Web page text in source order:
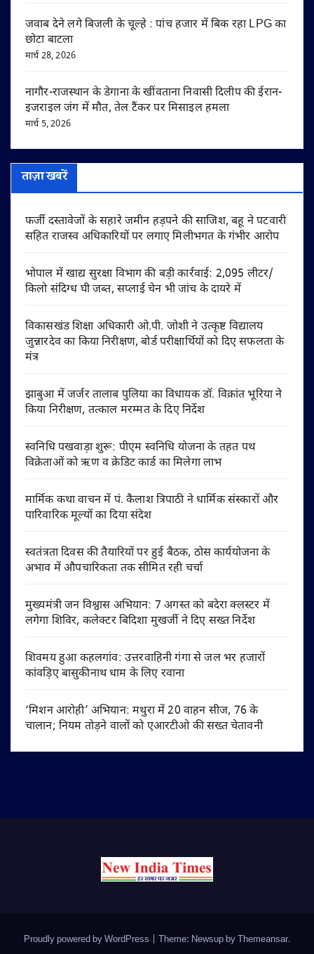
जवाब देने लगे बिजली के चूल्हे : पांच हजार में बिक रहा LPG का
छोटा बाटला
मार्च 28, 2026
नागौर-राजस्थान के डेगाना के खींवताना निवासी दिलीप की ईरान-
इजराइल जंग में मौत, तेल टैंकर पर मिसाइल हमला
मार्च 5, 2026
ताज़ा खबरें
फर्जी दस्तावेजों के सहारे जमीन हड़पने की साजिश, बहू ने पटवारी
सहित राजस्व अधिकारियों पर लगाए मिलीभगत के गंभीर आरोप
भोपाल में खाद्य सुरक्षा विभाग की बड़ी कार्रवाई: 2,095 लीटर/
किलो संदिग्ध घी जब्त, सप्लाई चेन भी जांच के दायरे में
विकासखंड शिक्षा अधिकारी ओ.पी. जोशी ने उत्कृष्ट विद्यालय
जुन्नारदेव का किया निरीक्षण, बोर्ड परीक्षार्थियों को दिए सफलता के
मंत्र
झाबुआ में जर्जर तालाब पुलिया का विधायक डॉ. विक्रांत भूरिया ने
किया निरीक्षण, तत्काल मरम्मत के दिए निर्देश
स्वनिधि पखवाड़ा शुरू: पीएम स्वनिधि योजना के तहत पथ
विक्रेताओं को ऋण व क्रेडिट कार्ड का मिलेगा लाभ
मार्मिक कथा वाचन में पं. कैलाश त्रिपाठी ने धार्मिक संस्कारों और
पारिवारिक मूल्यों का दिया संदेश
स्वतंत्रता दिवस की तैयारियों पर हुई बैठक, ठोस कार्ययोजना के
अभाव में औपचारिकता तक सीमित रही चर्चा
मुख्यमंत्री जन विश्वास अभियान: 7 अगस्त को बदेरा क्लस्टर में
लगेगा शिविर, कलेक्टर बिदिशा मुखर्जी ने दिए सख्त निर्देश
शिवमय हुआ कहलगांव: उत्तरवाहिनी गंगा से जल भर हजारों
कांवड़िए बासुकीनाथ धाम के लिए रवाना
‘मिशन आरोही’ अभियान: मथुरा में 20 वाहन सीज, 76 के
चालान; नियम तोड़ने वालों को एआरटीओ की सख्त चेतावनी
Proudly powered by WordPress Theme: Newsup byThemeansar.